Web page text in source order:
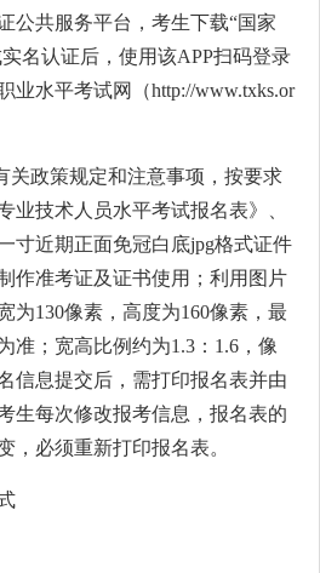
公共服务平台，考生下载“国家
名认证后，使用该APP扫码登录
业水平考试网（http://www.txks.or
关政策规定和注意事项，按要求
业技术人员水平考试报名表》、
寸近期正面免冠白底jpg格式证件
作准考证及证书使用；利用图片
为130像素，高度为160像素，最
准；宽高比例约为1.3：1.6，像
信息提交后，需打印报名表并由
生每次修改报考信息，报名表的
，必须重新打印报名表。